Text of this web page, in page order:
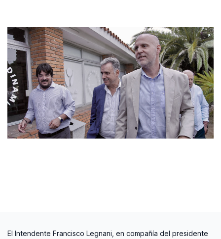
El Intendente Francisco Legnani, en compañía del presidente